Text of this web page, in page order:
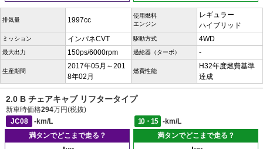
排気量 1997cc
使用燃料
エンジン
レギュラー
ハイブリッド
ミッション インパネCVT 駆動方式 4WD
最大出力 150ps/6000rpm 過給器（ターボ） -
生産期間
2017年05月～201
8年02月
燃費性能
H32年度燃費基準
達成
2.0 B チェアキャブ リフタータイプ
新車時価格294万円(税抜)
JC08
-km/L 10・15
-km/L
満タンでどこまで走る？
満タンでどこまで走る？